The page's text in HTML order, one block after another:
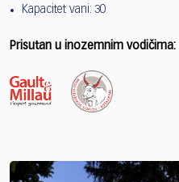
Kapacitet vani: 30
Prisutan u inozemnim vodičima: